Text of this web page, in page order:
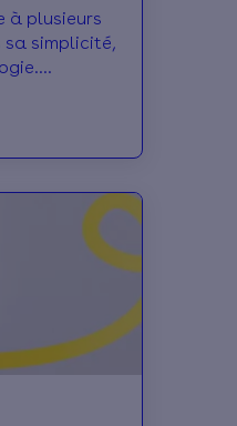
à plusieurs
simplicité,